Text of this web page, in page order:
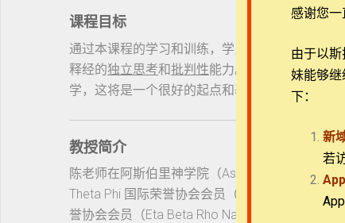
课程目标
通过本课程的学习和训练，学员将在 归纳式研经
释经的独立思考和批判性能力。对于更关注牧养
学，这将是一个很好的起点和基础。
教授简介
陈老师在阿斯伯里神学院（Asbury Theological
Theta Phi 国际荣誉协会会员（International
誉协会会员（Eta Beta Rho National Honor
感谢您一
由于以
妹能够
下：
新
若
App